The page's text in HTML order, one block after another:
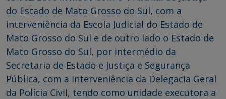
do Estado de Mato Grosso do Sul, com a
interveniência da Escola Judicial do Estado de
Mato Grosso do Sul e de outro lado o Estado de
Mato Grosso do Sul, por intermédio da
Secretaria de Estado e Justiça e Segurança
Pública, com a interveniência da Delegacia Geral
da Polícia Civil, tendo como unidade executora a